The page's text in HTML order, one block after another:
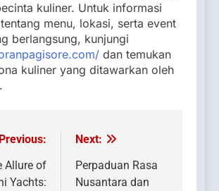
kuliner. Untuk informasi
menu, lokasi, serta event
berlangsung, kunjungi
dan temukan
kuliner yang ditawarkan oleh
Previous:
Allure of
Yachts:
Next:
Perpaduan Rasa
Nusantara dan